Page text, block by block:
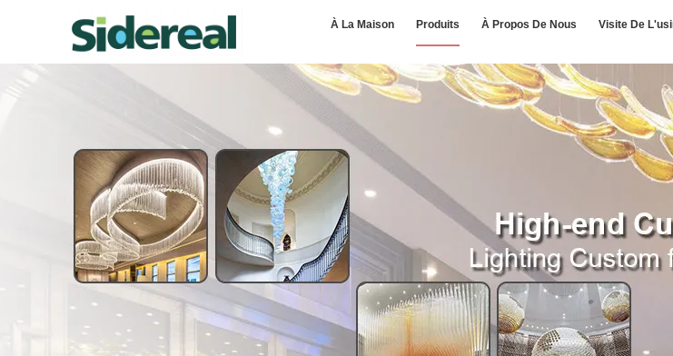
À La Maison Produits À Propos De Nous Visite De